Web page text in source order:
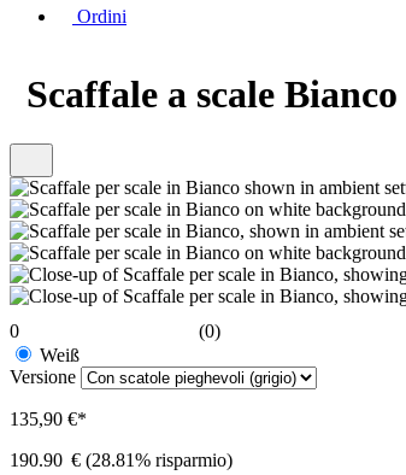
Ordini
Scaffale a scale
0
(0)
Weiß
Versione
135,90 €*
190.90 € (28.81% risparmio)